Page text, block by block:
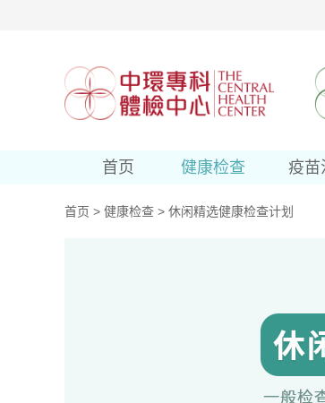
首页 健康检查 疫苗
首页 > 健康检查 > 休闲精选健康检查计划